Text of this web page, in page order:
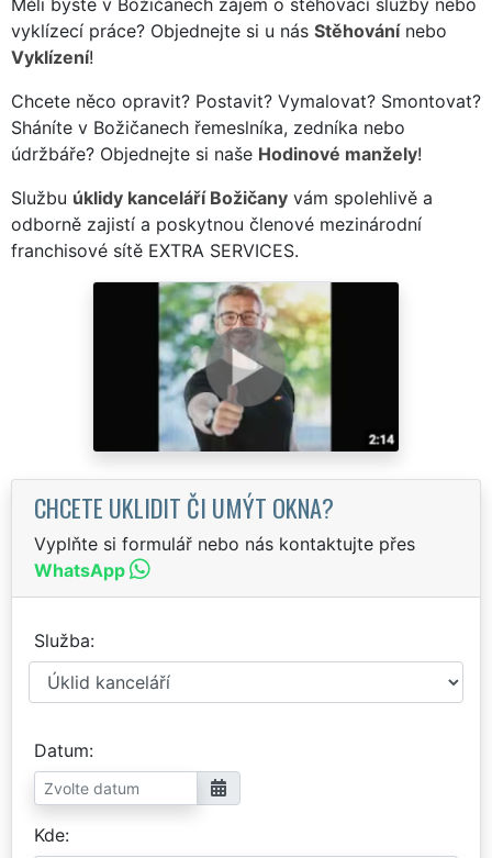
vyklízecí práce? Objednejte si u nás Stěhovánínebo
Vyklízení!
Chcete něco opravit? Postavit? Vymalovat? Smontovat?
Sháníte v Božičanech řemeslníka, zedníka nebo
údržbáře? Objednejte si naše Hodinové manžely!
Službu úklidy kanceláří Božičany vám spolehlivě a
odborně zajistí a poskytnou členové mezinárodní
franchisové sítě EXTRA SERVICES.
CHCETE UKLIDIT ČI UMÝT OKNA?
Vyplňte si formulář nebo nás kontaktujte přes
WhatsApp
Služba
Datum
Kde